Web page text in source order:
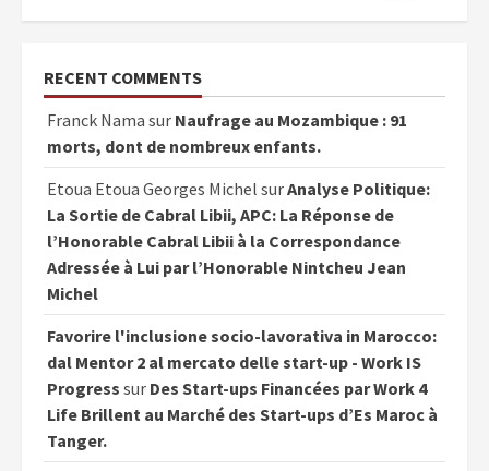
RECENT COMMENTS
Franck Nama sur Naufrage au Mozambique : 91
morts, dont de nombreux enfants.
Etoua Etoua Georges Michel surAnalyse Politique:
La Sortie de Cabral Libii, APC: La Réponse de
l’Honorable Cabral Libii à la Correspondance
Adressée à Lui par l’Honorable Nintcheu Jean
Michel
Favorire l'inclusione socio-lavorativa in Marocco:
dal Mentor 2 al mercato delle start-up - Work IS
Progress sur Des Start-ups Financées par Work 4
Life Brillent au Marché des Start-ups d’Es Maroc à
Tanger.